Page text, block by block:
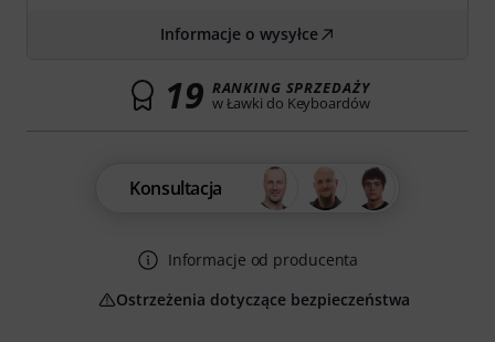
Informacje o wysyłce
19 RANKING SPRZEDAŻY
w Ławki do Keyboardów
Konsultacja
Informacje od producenta
Ostrzeżenia dotyczące bezpieczeństwa